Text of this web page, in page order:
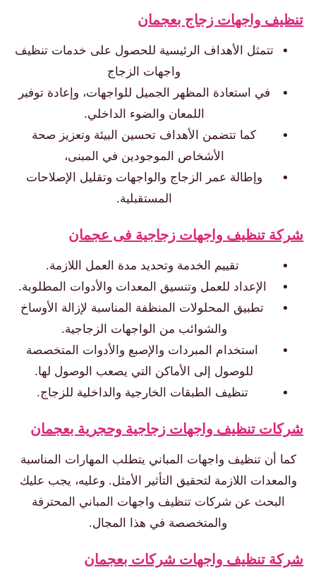
واجهات زجاج بعجمان
تتمثل الأهداف الرئيسية للحصول على خدمات تنظيف
واجهات الزجاج
في استعادة المظهر الجميل للواجهات، وإعادة توفير
اللمعان والضوء الداخلي.
كما تتضمن الأهداف تحسين البيئة وتعزيز صحة
الأشخاص الموجودين في المبنى،
وإطالة عمر الزجاج والواجهات وتقليل الإصلاحات
المستقبلية.
تنظيف واجهات زجاجية فى عجمان
تقييم الخدمة وتحديد مدة العمل اللازمة.
الإعداد للعمل وتنسيق المعدات والأدوات المطلوبة.
تطبيق المحلولات المنظفة المناسبة لإزالة الأوساخ
والشوائب من الواجهات الزجاجية.
استخدام المبردات والإصبع والأدوات المتخصصة
للوصول إلى الأماكن التي يصعب الوصول لها.
تنظيف الطبقات الخارجية والداخلية للزجاج.
تنظيف واجهات زجاجية وحجرية بعجمان
أن تنظيف واجهات المباني يتطلب المهارات المناسبة
اللازمة لتحقيق التأثير الأمثل. وعليه، يجب عليك
البحث عن شركات تنظيف واجهات المباني المحترفة
والمتخصصة في هذا المجال.
تنظيف واجهات شركات بعجمان